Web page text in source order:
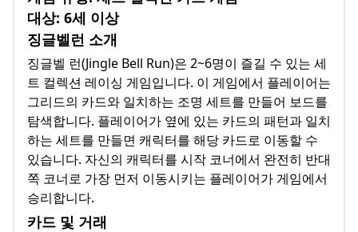
대상: 6세 이상
징글벨런 소개
징글벨 런(Jingle Bell Run)은 2~6명이 즐길 수 있는 세
트 컬렉션 레이싱 게임입니다. 이 게임에서 플레이어는
그리드의 카드와 일치하는 조명 세트를 만들어 보드를
탐색합니다. 플레이어가 옆에 있는 카드의 패턴과 일치
하는 세트를 만들면 캐릭터를 해당 카드로 이동할 수
있습니다. 자신의 캐릭터를 시작 코너에서 완전히 반대
쪽 코너로 가장 먼저 이동시키는 플레이어가 게임에서
승리합니다.
카드 및 거래